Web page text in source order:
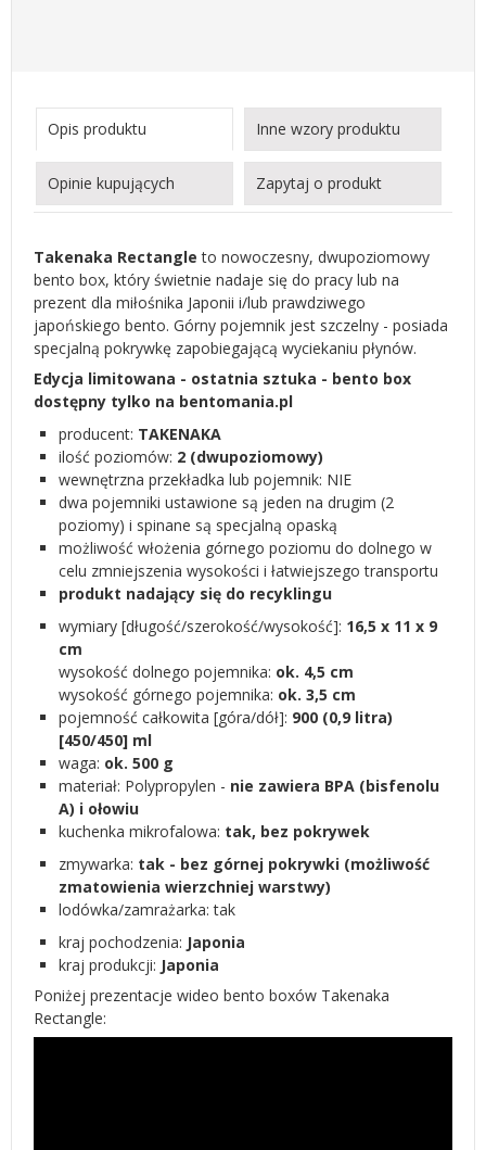
Opis produktu Inne wzory produktu
Opinie kupujących Zapytaj o produkt
Takenaka Rectangleto nowoczesny, dwupoziomowy
bento box, który świetnie nadaje się do pracy lub na
prezent dla miłośnika Japonii i/lub prawdziwego
japońskiego bento. Górny pojemnik jest szczelny - posiada
specjalną pokrywkę zapobiegającą wyciekaniu płynów.
Edycja limitowana - ostatnia sztuka - bento box
dostępny tylko na bentomania.pl
producent: TAKENAKA
ilość poziomów: 2 (dwupoziomowy)
wewnętrzna przekładka lub pojemnik: NIE
dwa pojemniki ustawione są jeden na drugim (2
poziomy) i spinane są specjalną opaską
możliwość włożenia górnego poziomu do dolnego w
celu zmniejszenia wysokości i łatwiejszego transportu
produkt nadający się do recyklingu
wymiary [długość/szerokość/wysokość]: 16,5 x 11 x 9
cm
wysokość dolnego pojemnika: ok. 4,5 cm
wysokość górnego pojemnika: ok. 3,5 cm
pojemność całkowita [góra/dół]: 900 (0,9 litra)
[450/450] ml
waga: ok. 500 g
materiał: Polypropylen - nie zawiera BPA (bisfenolu
A) i ołowiu
kuchenka mikrofalowa: tak, bez pokrywek
zmywarka: tak - bez górnej pokrywki (możliwość
zmatowienia wierzchniej warstwy)
lodówka/zamrażarka: tak
kraj pochodzenia: Japonia
kraj produkcji: Japonia
Poniżej prezentacje wideo bento boxów Takenaka
Rectangle: